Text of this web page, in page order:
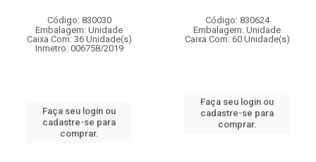
Código: 830030
Embalagem: Unidade
Caixa Com: 36 Unidade(s)
Inmetro: 006758/2019
Faça seu login ou
cadastre-se para
comprar.
Código: 830624
Embalagem: Unidade
Caixa Com: 60 Unidade(s)
Faça seu login ou
cadastre-se para
comprar.